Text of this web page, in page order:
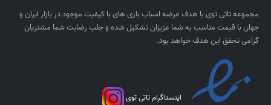
مجموعه تاتی توی با هدف عرضه اسباب بازی های با کیفیت موجود در بازار ایران و
جهان با قیمت مناسب به شما عزیزان تشکیل شده و جلب رضایت شما مشتریان
گرامی تحقق این هدف خواهد بود.
اینستاگرام تاتی توی